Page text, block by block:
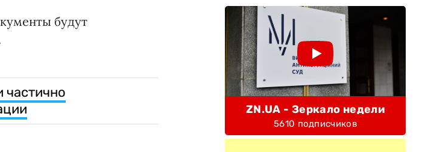
будут
частично
ZN.UA - Зеркало недели
5610 подписчиков